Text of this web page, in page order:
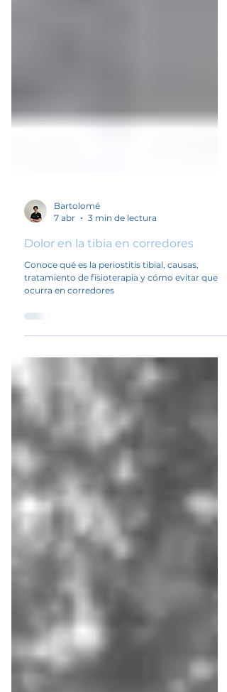
7 abr
3 min de lectura
Dolor en la tibia en corredores
Conoce qué es la periostitis tibial, causas,
ocurra en corredores